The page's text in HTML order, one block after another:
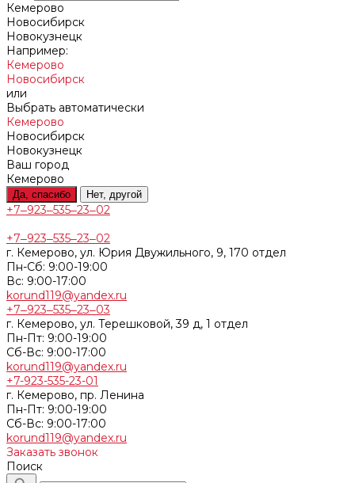
Кемерово
Новосибирск
Новокузнецк
Например:
Кемерово
Новосибирск
или
Выбрать автоматически
Кемерово
Новосибирск
Новокузнецк
Ваш город
Кемерово
Да, спасибо Нет, другой
+7‒923‒535‒23‒02
+7‒923‒535‒23‒02
г. Кемерово, ул. Юрия Двужильного, 9, 170 отдел
Пн-Сб: 9:00-19:00
Вс: 9:00-17:00
korund119@yandex.ru
+7‒923‒535‒23‒03
г. Кемерово, ул. Терешковой, 39 д, 1 отдел
Пн-Пт: 9:00-19:00
Cб-Вс: 9:00-17:00
korund119@yandex.ru
+7-923-535-23-01
г. Кемерово, пр. Ленина
Пн-Пт: 9:00-19:00
Cб-Вс: 9:00-17:00
korund119@yandex.ru
Заказать звонок
Поиск